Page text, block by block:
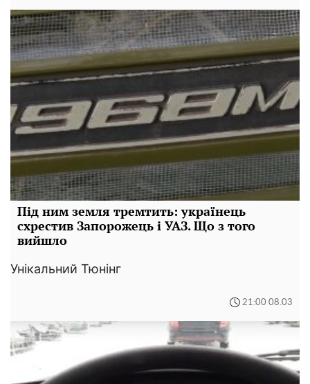
Під ним земля тремтить: українець
схрестив Запорожець і УАЗ. Що з того
вийшло
Унікальний Тюнінг
21:00 08.03